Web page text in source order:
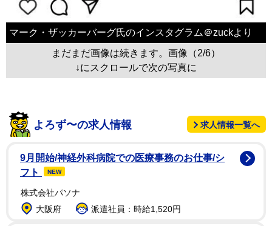
マーク・ザッカーバーグ氏のインスタグラム＠zuckより
まだまだ画像は続きます。画像（2/6）
↓にスクロールで次の写真に
よろず〜の求人情報 求人情報一覧へ
9月開始/神経外科病院での医療事務のお仕事/シ
フト
NEW
株式会社パソナ
大阪府
派遣社員：時給1,520円